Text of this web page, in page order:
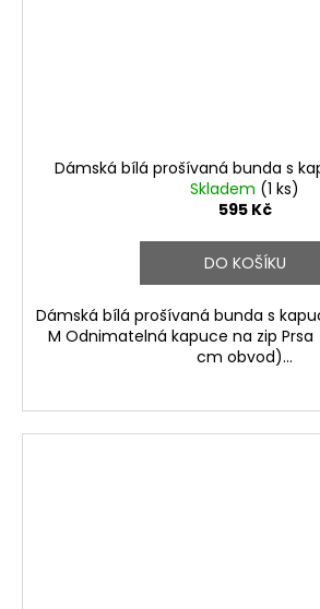
Dámská bílá prošívaná bunda s
Skladem (1 ks)
595 Kč
DO KOŠÍKU
Dámská bílá prošívaná bunda s
M Odnimatelná kapuce na zip
cm obvod)...